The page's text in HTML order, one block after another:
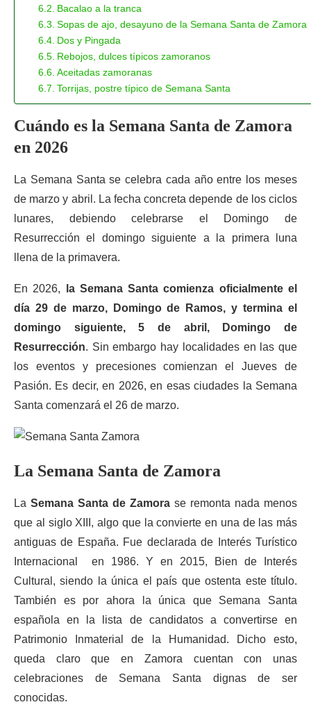
Bacalao a la tranca
Sopas de ajo, desayuno de la Semana Santa de Zamora
Dos y Pingada
Rebojos, dulces típicos zamoranos
Aceitadas zamoranas
Torrijas, postre típico de Semana Santa
Cuándo es la Semana Santa de Zamora
en 2026
La Semana Santa se celebra cada año entre los meses
de marzo y abril. La fecha concreta depende de los ciclos
lunares, debiendo celebrarse el Domingo de
Resurrección el domingo siguiente a la primera luna
llena de la primavera.
En 2026,
la Semana Santa comienza oficialmente el
día 29 de marzo, Domingo de Ramos, y termina el
domingo siguiente, 5 de abril, Domingo de
Resurrección. Sin embargo hay localidades en las que
los eventos y precesiones comienzan el Jueves de
Pasión. Es decir, en 2026, en esas ciudades la Semana
Santa comenzará el 26 de marzo.
La Semana Santa de Zamora
La Semana Santa de Zamora se remonta nada menos
que al siglo XIII, algo que la convierte en una de las más
antiguas de España. Fue declarada de Interés Turístico
Internacional en 1986. Y en 2015, Bien de Interés
Cultural, siendo la única el país que ostenta este título.
También es por ahora la única que Semana Santa
española en la lista de candidatos a convertirse en
Patrimonio Inmaterial de la Humanidad. Dicho esto,
queda claro que en Zamora cuentan con unas
celebraciones de Semana Santa dignas de ser
conocidas.